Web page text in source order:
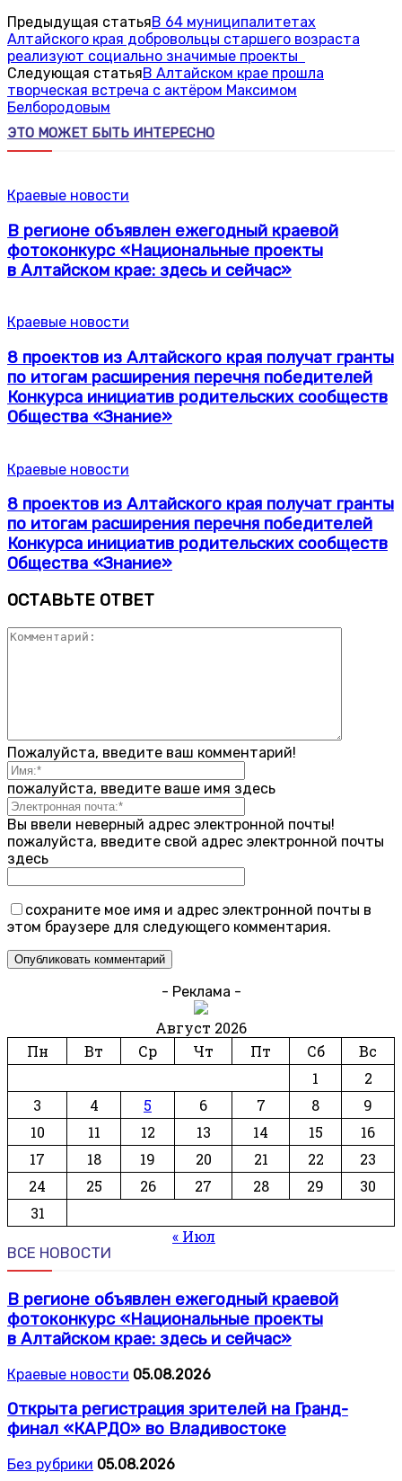
Предыдущая статьяВ 64 муниципалитетах
Алтайского края добровольцы старшего возраста
реализуют социально значимые проекты
Следующая статьяВ Алтайском крае прошла
творческая встреча с актёром Максимом
Белбородовым
ЭТО МОЖЕТ БЫТЬ ИНТЕРЕСНО
Краевые новости
В регионе объявлен ежегодный краевой
фотоконкурс «Национальные проекты
в Алтайском крае: здесь и сейчас»
Краевые новости
8 проектов из Алтайского края получат гранты
по итогам расширения перечня победителей
Конкурса инициатив родительских сообществ
Общества «Знание»
Краевые новости
8 проектов из Алтайского края получат гранты
по итогам расширения перечня победителей
Конкурса инициатив родительских сообществ
Общества «Знание»
ОСТАВЬТЕ ОТВЕТ
Пожалуйста, введите ваш комментарий!
пожалуйста, введите ваше имя здесь
Вы ввели неверный адрес электронной почты!
пожалуйста, введите свой адрес электронной почты
здесь
сохраните мое имя и адрес электронной почты в
этом браузере для следующего комментария.
- Реклама -
Август 2026
Пн
Вт Ср Чт Пт Сб
Вс
1
2
3
4 5 6 7 8
9
10
11 12 13 14 15
16
17
18 19 20 21 22
23
24
25 26 27 28 29
30
31
« Июл
ВСЕ НОВОСТИ
В регионе объявлен ежегодный краевой
фотоконкурс «Национальные проекты
в Алтайском крае: здесь и сейчас»
Краевые новости 05.08.2026
Открыта регистрация зрителей на Гранд-
финал «КАРДО» во Владивостоке
Без рубрики 05.08.2026